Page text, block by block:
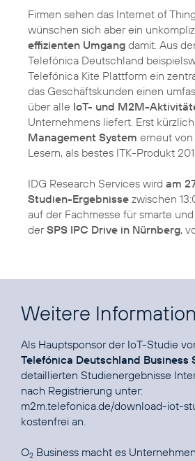
Firmen sehen das Internet of
wünschen sich aber ein
effizienten Umgang damit. Aus
Telefónica Deutschland
Telefónica Kite Plattform ein
das Geschäftskunden einen
über alle IoT- und M2M-
Unternehmens liefert. Erst
Management System erneut
Lesern, als bestes ITK-Produkt
IDG Research Services wird am
Studien-Ergebnisse zwischen
auf der Fachmesse für smarte
derSPS IPC Drive in Nürnberg,
Weitere
Als Hauptsponsor der IoT-Studie
Telefónica Deutschland Business
detaillierten Studienergebnisse
nach Registrierung unter:
m2m.telefonica.de/download-iot-
kostenfrei an.
O2 Business macht es